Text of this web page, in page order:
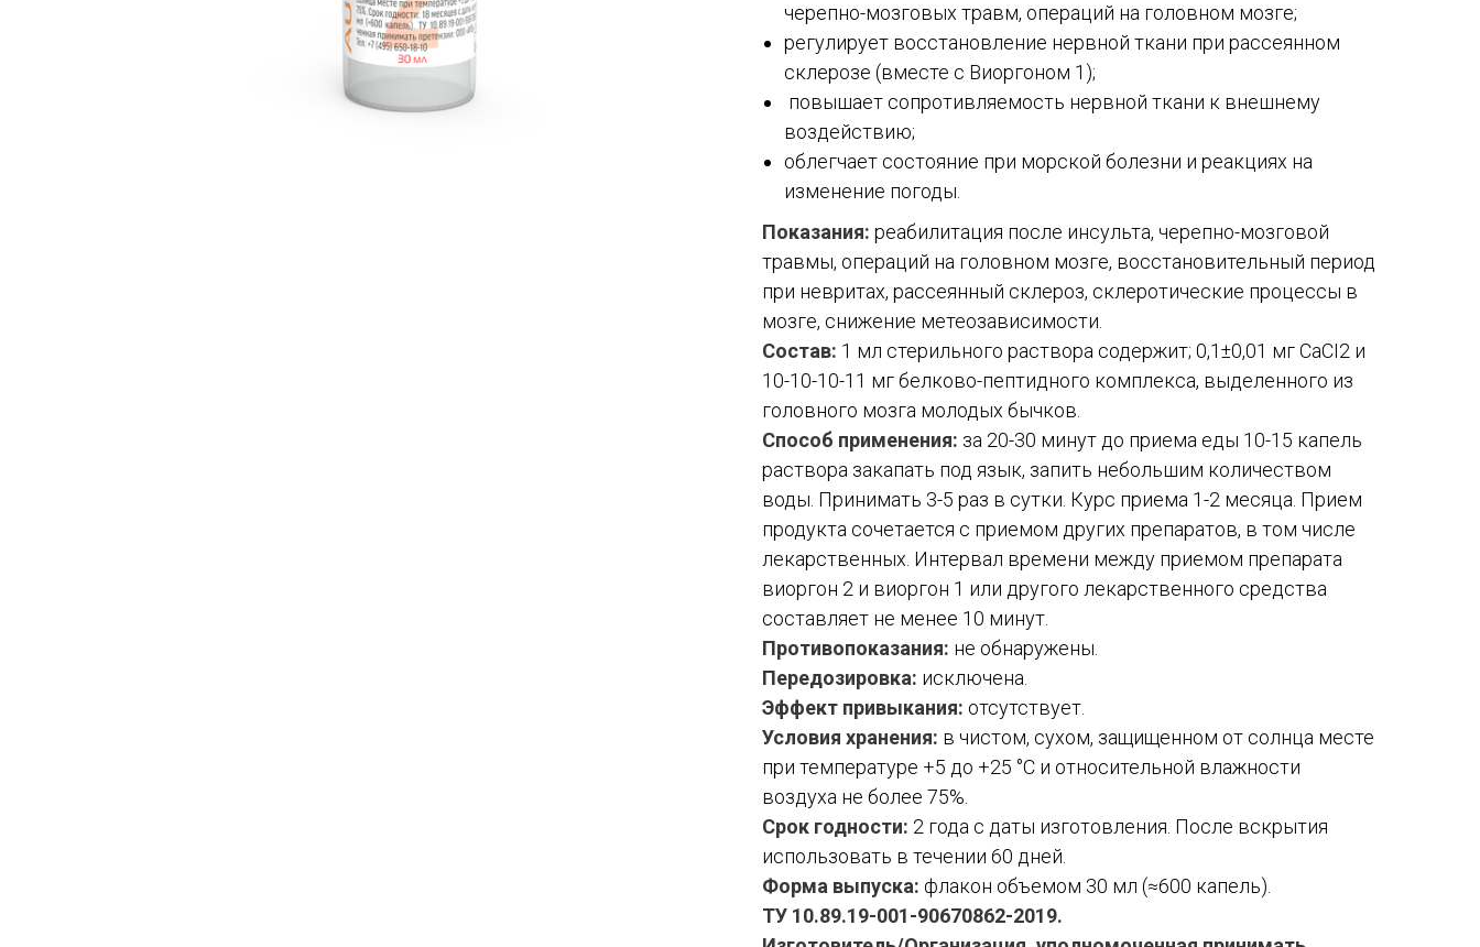
черепно-мозговых травм, операций на головном мозге;
регулирует восстановление нервной ткани при рассеянном
склерозе (вместе с Виоргоном 1);
повышает сопротивляемость нервной ткани к внешнему
воздействию;
облегчает состояние при морской болезни и реакциях на
изменение погоды.
Показания: реабилитация после инсульта, черепно-мозговой
травмы, операций на головном мозге, восстановительный период
при невритах, рассеянный склероз, склеротические процессы в
мозге, снижение метеозависимости.
Состав: 1 мл стерильного раствора содержит; 0,1±0,01 мг СаСI2 и
10-10-10-11 мг белково-пептидного комплекса, выделенного из
головного мозга молодых бычков.
Способ применения: за 20-30 минут до приема еды 10-15 капель
раствора закапать под язык, запить небольшим количеством
воды. Принимать 3-5 раз в сутки. Курс приема 1-2 месяца. Прием
продукта сочетается с приемом других препаратов, в том числе
лекарственных. Интервал времени между приемом препарата
виоргон 2 и виоргон 1 или другого лекарственного средства
составляет не менее 10 минут.
Противопоказания: не обнаружены.
Передозировка: исключена.
Эффект привыкания: отсутствует.
Условия хранения: в чистом, сухом, защищенном от солнца месте
при температуре +5 до +25 °С и относительной влажности
воздуха не более 75%.
Срок годности: 2 года с даты изготовления. После вскрытия
использовать в течении 60 дней.
Форма выпуска: флакон объемом 30 мл (≈600 капель).
ТУ 10.89.19-001-90670862-2019.